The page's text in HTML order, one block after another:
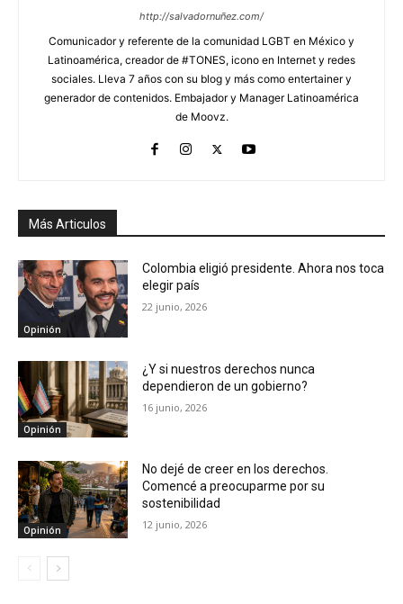
http://salvadornuñez.com/
Comunicador y referente de la comunidad LGBT en México y
Latinoamérica, creador de #TONES, icono en Internet y redes
sociales. Lleva 7 años con su blog y más como entertainer y
generador de contenidos. Embajador y Manager Latinoamérica
de Moovz.
Más Articulos
Opinión
Colombia eligió presidente. Ahora nos toca
elegir país
22 junio, 2026
Opinión
¿Y si nuestros derechos nunca
dependieron de un gobierno?
16 junio, 2026
Opinión
No dejé de creer en los derechos.
Comencé a preocuparme por su
sostenibilidad
12 junio, 2026